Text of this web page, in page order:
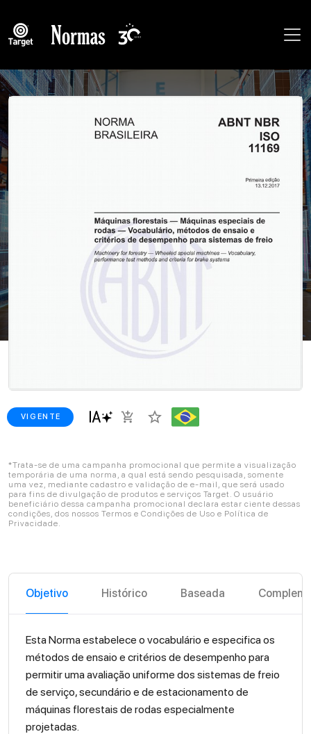
VIGENTE add_shopping_cart star_border
*Trata-se de uma campanha promocional que permite a visualização
temporária de uma norma, a qual está sendo pesquisada, somente
uma vez, mediante cadastro e validação de e-mail, que será usado
para fins de divulgação de produtos e serviços Target. O usuário
beneficiário dessa campanha promocional declara estar ciente dessas
condições, dos nossos Termos e Condições de Uso e Política de
Privacidade.
Objetivo Histórico Baseada
Esta Norma estabelece o vocabulário e especifica os
métodos de ensaio e critérios de desempenho para
permitir uma avaliação uniforme dos sistemas de freio
de serviço, secundário e de estacionamento de
máquinas florestais de rodas especialmente
projetadas.